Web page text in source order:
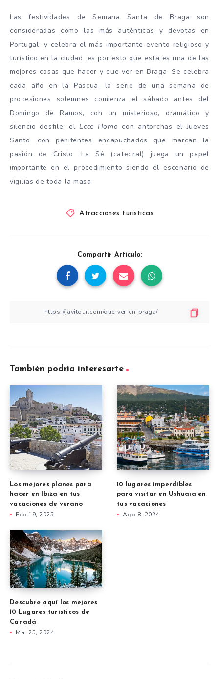
Las festividades de Semana Santa de Braga son
consideradas como las más auténticas y devotas en
Portugal, y celebra el más importante evento religioso y
turístico en la ciudad, es por esto que esta es una de las
mejores cosas que hacer y que ver en Braga. Se celebra
cada año en la Pascua, la serie de una semana de
procesiones solemnes comienza el sábado antes del
Domingo de Ramos, con un misterioso, dramático y
silencio desfile, elEcce Homo con antorchas el Jueves
Santo, con penitentes encapuchados que marcan la
pasión de Cristo. La Sé (catedral) juega un papel
importante en el procedimiento siendo el escenario de
vigilias de toda la masa.
Atracciones turísticas
Compartir Artículo:
También podría interesarte
Los mejores planes para
hacer en Ibiza en tus
vacaciones de verano
Feb 19, 2025
10 lugares imperdibles
para visitar en Ushuaia en
tus vacaciones
Ago 8, 2024
Descubre aquí los mejores
10 Lugares turísticos de
Canadá
Mar 25, 2024